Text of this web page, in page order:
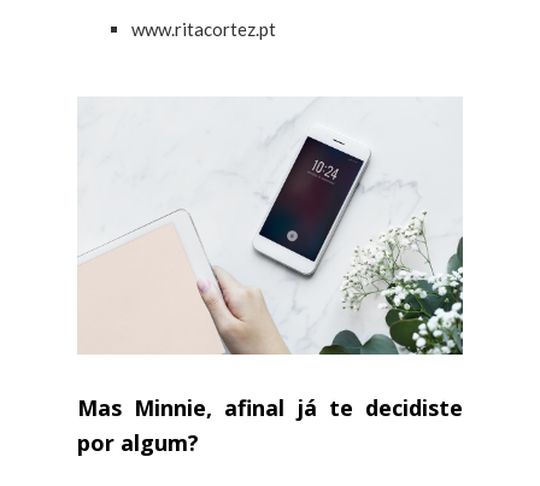
www.ritacortez.pt
Mas Minnie, afinal já te decidiste
por algum?